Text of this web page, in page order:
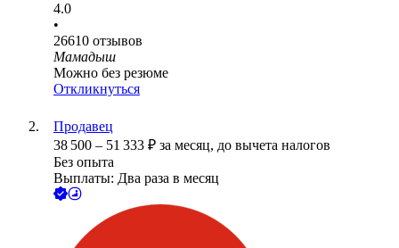
4.0
•
26610 отзывов
Мамадыш
Можно без резюме
Откликнуться
Продавец
38 500 – 51 333 ₽ за месяц, до вычета налогов
Без опыта
Выплаты: Два раза в месяц